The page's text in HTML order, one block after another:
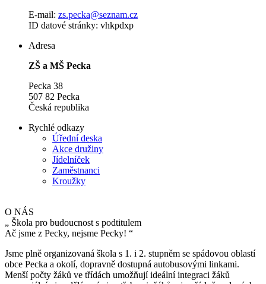
E-mail: zs.pecka@seznam.cz
ID datové stránky: vhkpdxp
Adresa
ZŠ a MŠ Pecka
Pecka 38
507 82 Pecka
Česká republika
Rychlé odkazy
Úřední deska
Akce družiny
Jídelníček
Zaměstnanci
Kroužky
O NÁS
„ Škola pro budoucnost s podtitulem
Ač jsme z Pecky, nejsme Pecky! “
Jsme plně organizovaná škola s 1. i 2. stupněm se spádovou oblastí
obce Pecka a okolí, dopravně dostupná autobusovými linkami.
Menší počty žáků ve třídách umožňují ideální integraci žáků